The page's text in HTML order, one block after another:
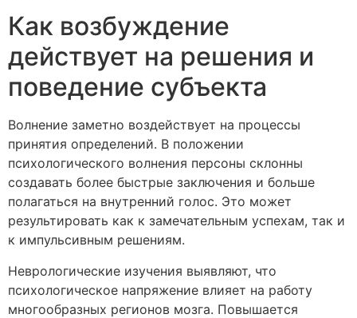
Как возбуждение
действует на решения и
поведение субъекта
Волнение заметно воздействует на процессы
принятия определений. В положении
психологического волнения персоны склонны
создавать более быстрые заключения и больше
полагаться на внутренний голос. Это может
результировать как к замечательным успехам, так и
к импульсивным решениям.
Неврологические изучения выявляют, что
психологическое напряжение влияет на работу
многообразных регионов мозга. Повышается